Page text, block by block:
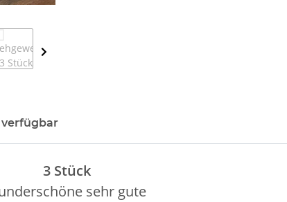
3 Stück
sehr gute